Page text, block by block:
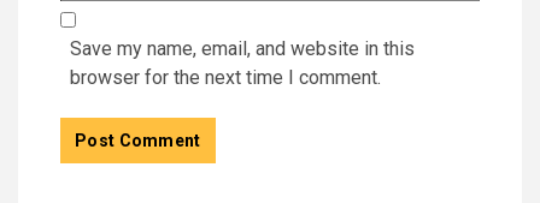
Save my name, email, and website in this
browser for the next time I comment.